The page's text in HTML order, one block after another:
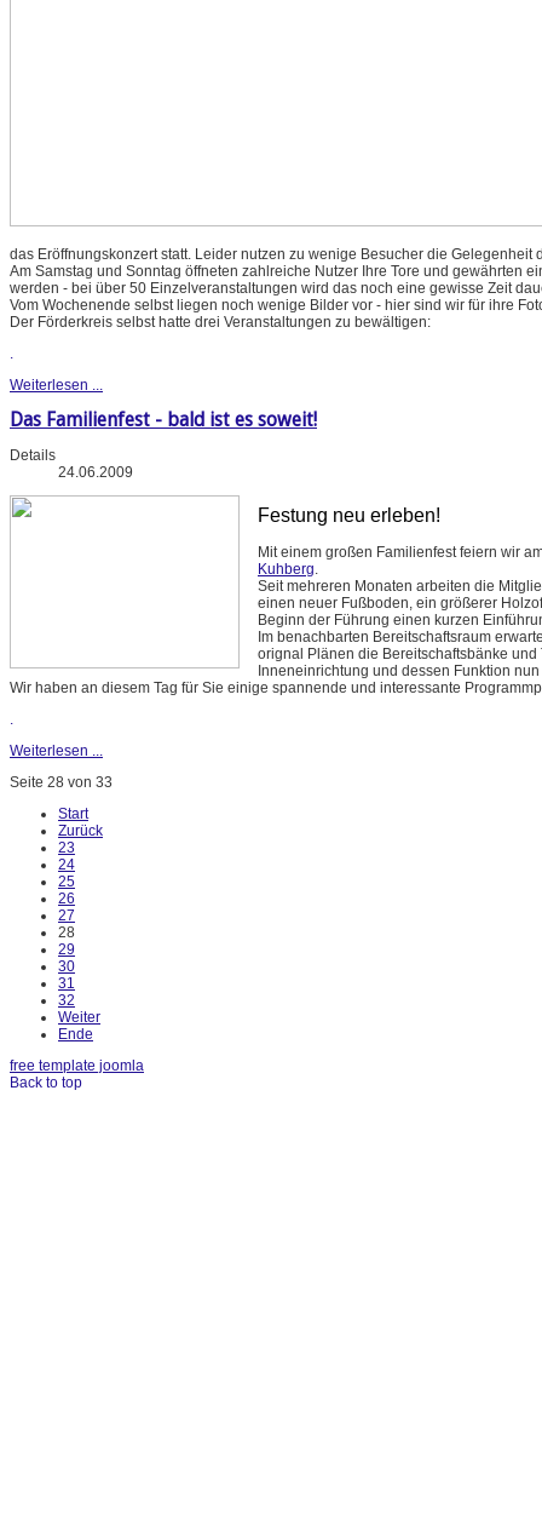
das Eröffnungskonzert statt. Leider nutzen zu wenige Besucher die
Am Samstag und Sonntag öffneten zahlreiche Nutzer Ihre Tore und gewährten
werden - bei über 50 Einzelveranstaltungen wird das noch eine gewisse Zeit
Vom Wochenende selbst liegen noch wenige Bilder vor - hier sind wir für ihre
Der Förderkreis selbst hatte drei Veranstaltungen zu bewältigen:
Weiterlesen ...
Das Familienfest - bald ist es soweit!
Details
24.06.2009
Festung neu erleben!
Mit einem großen Familienfest feiern wir
Kuhberg.
Seit mehreren Monaten arbeiten die
einen neuer Fußboden, ein größerer
Beginn der Führung einen kurzen
Im benachbarten Bereitschaftsraum
orignal Plänen die Bereitschaftsbänke
Inneneinrichtung und dessen Funktion
Wir haben an diesem Tag für Sie einige spannende und interessante
.
Weiterlesen ...
Seite 28 von 33
Start
Zurück
23
24
25
26
27
28
29
30
31
32
Weiter
Ende
free template joomla
Back to top